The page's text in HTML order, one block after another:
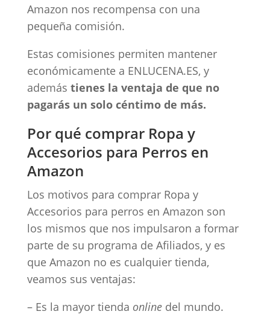
Amazon nos recompensa con una
pequeña comisión.
Estas comisiones permiten mantener
económicamente a ENLUCENA.ES, y
además tienes la ventaja de que no
pagarás un solo céntimo de más.
Por qué comprar Ropa y
Accesorios para Perros en
Amazon
Los motivos para comprar Ropa y
Accesorios para perros en Amazon son
los mismos que nos impulsaron a formar
parte de su programa de Afiliados, y es
que Amazon no es cualquier tienda,
veamos sus ventajas:
– Es la mayor tienda onlinedel mundo.